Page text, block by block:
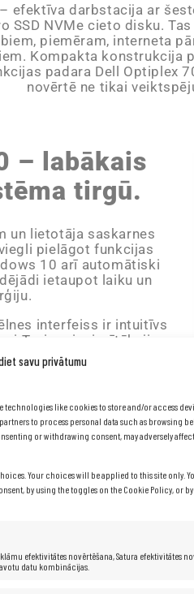
savu privātumu
technologies like cookies to store and/or access
to process personal data such as browsing
or withdrawing consent, may adversely
Your choices will be applied to this site only.
by using the toggles on the Cookie Policy, or
efektivitātes novērtēšana, Satura efektivitātes
datu kombinācijas.
– efektīva darbstacija ar
SSD NVMe cieto disku.
piemēram, interneta
Kompakta konstrukcija
padara Dell Optiplex
novērtē ne tikai
– labākais
tirgū.
un lietotāja saskarnes
pielāgot funkcijas
10 arī automātiski
ietaupot laiku un
interfeiss ir intuitīvs
Taviem iecienītākajiem
ugunsdzēsējs un
kas efektīvi aizsargā
un citu kaitīgu